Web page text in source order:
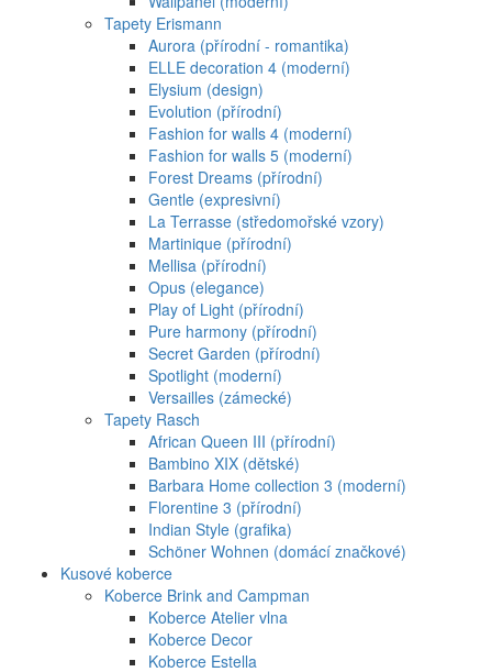
Tapety Erismann
Aurora (přírodní - romantika)
ELLE decoration 4 (moderní)
Elysium (design)
Evolution (přírodní)
Fashion for walls 4 (moderní)
Fashion for walls 5 (moderní)
Forest Dreams (přírodní)
Gentle (expresivní)
La Terrasse (středomořské vzory)
Martinique (přírodní)
Mellisa (přírodní)
Opus (elegance)
Play of Light (přírodní)
Pure harmony (přírodní)
Secret Garden (přírodní)
Spotlight (moderní)
Versailles (zámecké)
Tapety Rasch
African Queen III (přírodní)
Bambino XIX (dětské)
Barbara Home collection 3 (moderní)
Florentine 3 (přírodní)
Indian Style (grafika)
Schöner Wohnen (domácí značkové)
Kusové koberce
Koberce Brink and Campman
Koberce Atelier vlna
Koberce Decor
Koberce Estella